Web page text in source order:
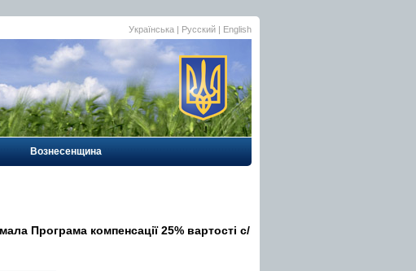
Українська | Русский | English
Вознесенщина
Програма компенсації 25% вартості с/